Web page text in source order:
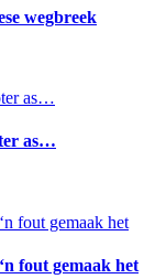
wegbreek
as…
fout gemaak het